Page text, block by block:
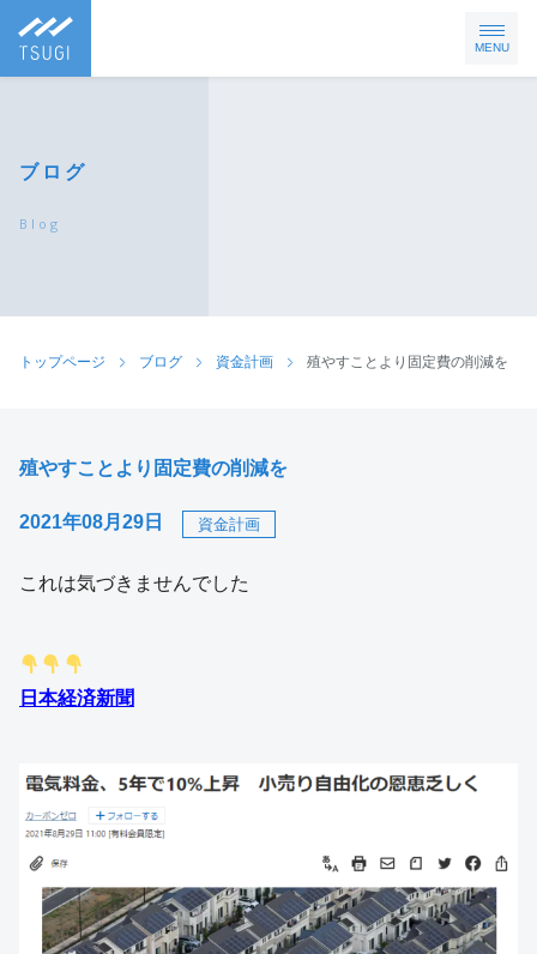
MENU
ブログ
Blog
トップページ ブログ 資金計画 殖やすことより固定費の削減を
殖やすことより固定費の削減を
2021年08月29日 資金計画
これは気づきませんでした
日本経済新聞